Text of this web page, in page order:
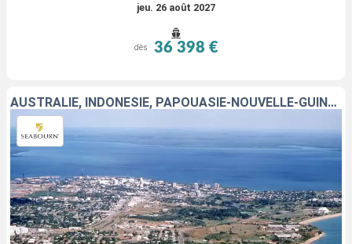
jeu. 26 août 2027
dès 36 398 €
AUSTRALIE, INDONÉSIE, PAPOUASIE-NOUVELLE-GUINÉE, ÎLES SALOMON, VANUATU, FIDJI (ÎLES), TONGA, SAMOA, ÎLES COOK, FRANCE, ROYAUME-UNI, CHILI